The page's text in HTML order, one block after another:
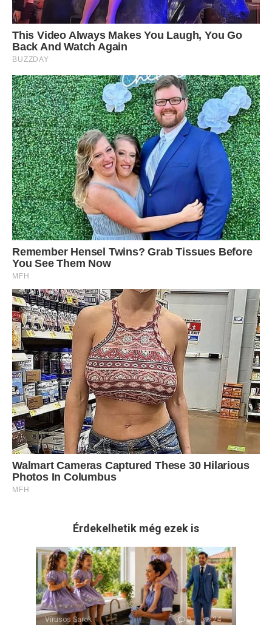
Érdekelhetik még ezek is
Vírusos Sarok 0 24